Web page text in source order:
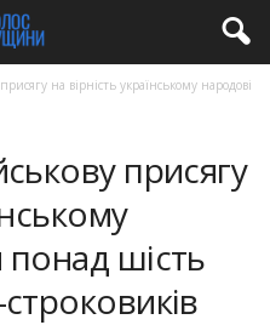
на вірність українському народові
присягу
понад шість